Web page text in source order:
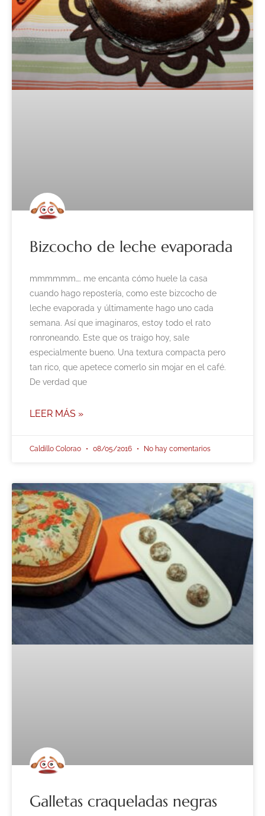
Bizcocho de leche evaporada
mmmmmm…. me encanta cómo huele la casa
cuando hago repostería, como este bizcocho de
leche evaporada y últimamente hago uno cada
semana. Así que imaginaros, estoy todo el rato
ronroneando. Este que os traigo hoy, sale
especialmente bueno. Una textura compacta pero
tan rico, que apetece comerlo sin mojar en el café.
De verdad que
LEER MÁS »
Caldillo Colorao 08/05/2016 No hay comentarios
Galletas craqueladas negras